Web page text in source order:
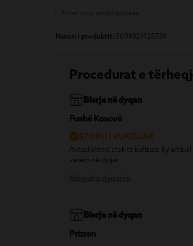
Numri i produktit: 5099821128739
Procedurat e
Blerje në dyqan
Fushë Kosovë
STOKU I KUFIZUAR
Aktualisht në stok të kufizuar, ky
vetëm në dyqan.
Blerje në dyqan
Prizren